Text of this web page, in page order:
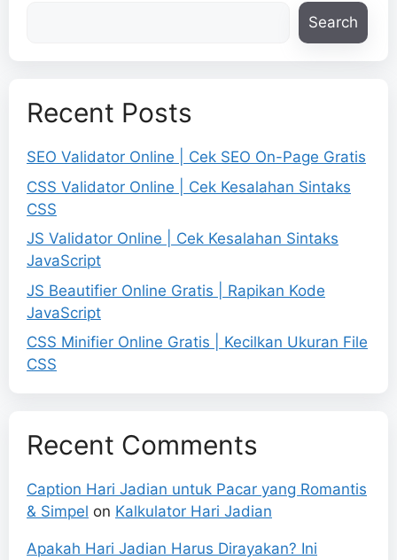
Search
Recent Posts
SEO Validator Online | Cek SEO On-Page Gratis
CSS Validator Online | Cek Kesalahan Sintaks
CSS
JS Validator Online | Cek Kesalahan Sintaks
JavaScript
JS Beautifier Online Gratis | Rapikan Kode
JavaScript
CSS Minifier Online Gratis | Kecilkan Ukuran File
CSS
Recent Comments
Caption Hari Jadian untuk Pacar yang Romantis
& Simpel on Kalkulator Hari Jadian
Apakah Hari Jadian Harus Dirayakan? Ini